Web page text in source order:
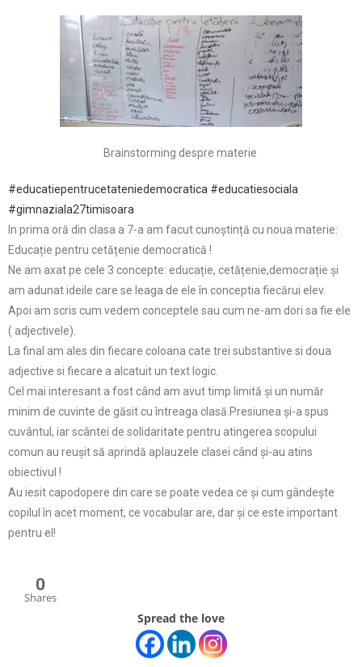
Brainstorming despre materie
#educatiepentrucetateniedemocratica #educatiesociala
#gimnaziala27timisoara
In prima oră din clasa a 7-a am facut cunoștință cu noua materie:
Educație pentru cetățenie democratică !
Ne am axat pe cele 3 concepte: educație, cetățenie,democrație și
am adunat ideile care se leaga de ele în conceptia fiecărui elev.
Apoi am scris cum vedem conceptele sau cum ne-am dori sa fie ele
( adjectivele).
La final am ales din fiecare coloana cate trei substantive si doua
adjective si fiecare a alcatuit un text logic.
Cel mai interesant a fost când am avut timp limită și un număr
minim de cuvinte de găsit cu întreaga clasă.Presiunea și-a spus
cuvântul, iar scântei de solidaritate pentru atingerea scopului
comun au reușit să aprindă aplauzele clasei când și-au atins
obiectivul !
Au iesit capodopere din care se poate vedea ce și cum gândește
copilul în acet moment, ce vocabular are, dar și ce este important
pentru el!
0
Shares
Spread the love